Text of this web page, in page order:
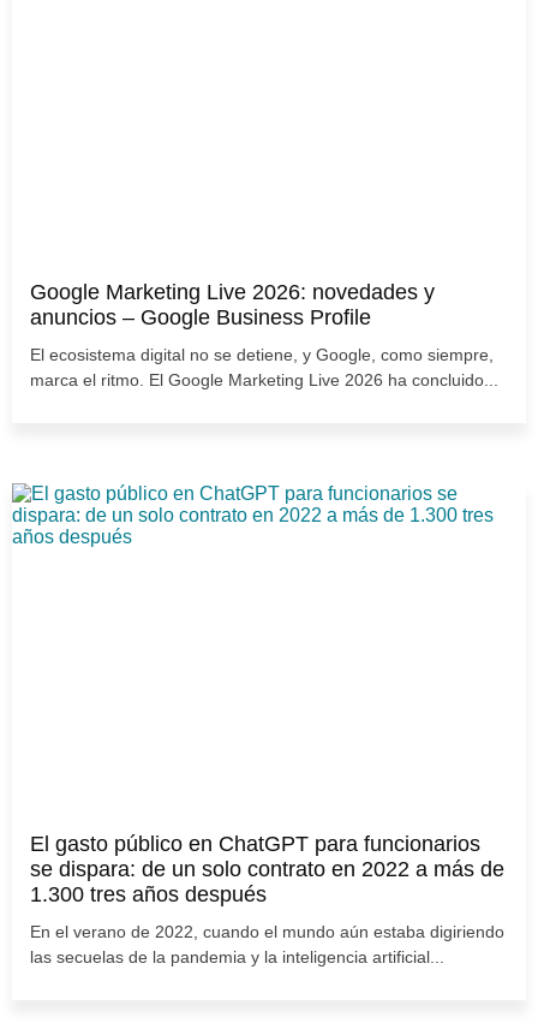
Google Marketing Live 2026: novedades y
anuncios – Google Business Profile
El ecosistema digital no se detiene, y Google, como siempre,
marca el ritmo. El Google Marketing Live 2026 ha concluido...
El gasto público en ChatGPT para funcionarios
se dispara: de un solo contrato en 2022 a más de
1.300 tres años después
En el verano de 2022, cuando el mundo aún estaba digiriendo
las secuelas de la pandemia y la inteligencia artificial...